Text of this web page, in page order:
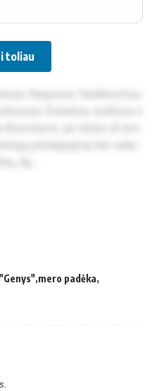
toliau
mero padėka